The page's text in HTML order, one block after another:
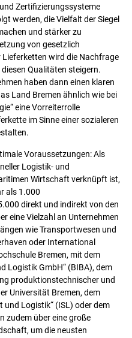
Zertifizierungssysteme
werden, die Vielfalt der Siegel
und stärker zu
von gesetzlich
wird die Nachfrage
Qualitäten steigern.
haben dann einen klaren
Land Bremen ähnlich wie bei
eine Vorreiterrolle
im Sinne einer sozialeren
Voraussetzungen: Als
Logistik- und
Wirtschaft verknüpft ist,
als 1.000
direkt und indirekt von den
eine Vielzahl an Unternehmen
wie Transportwesen und
oder International
Bremen, mit dem
Logistik GmbH“ (BIBA), dem
produktionstechnischer und
Universität Bremen, dem
Logistik“ (ISL) oder dem
zudem über eine große
um die neusten